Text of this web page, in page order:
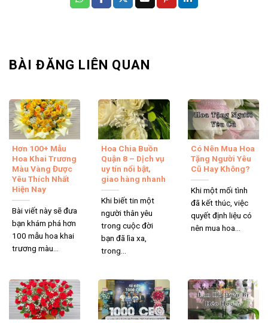
BÀI ĐĂNG LIÊN QUAN
Hơn 100+ Mẫu
Hoa Khai Trương
Màu Vàng Được
Yêu Thích Nhất
Hiện Nay
Bài viết này sẽ đưa
bạn khám phá hơn
100 mẫu hoa khai
trương màu...
Hoa Chia Buồn
Quận 8 – Dịch vụ
uy tín nổi bật,
giao hàng nhanh
Khi biết tin một
người thân yêu
trong cuộc đời
bạn đã lìa xa,
trong...
Có Nên Mua Hoa
Tặng Người Yêu
Cũ Hay Không?
Khi một mối tình
đã kết thúc, việc
quyết định liệu có
nên mua hoa...